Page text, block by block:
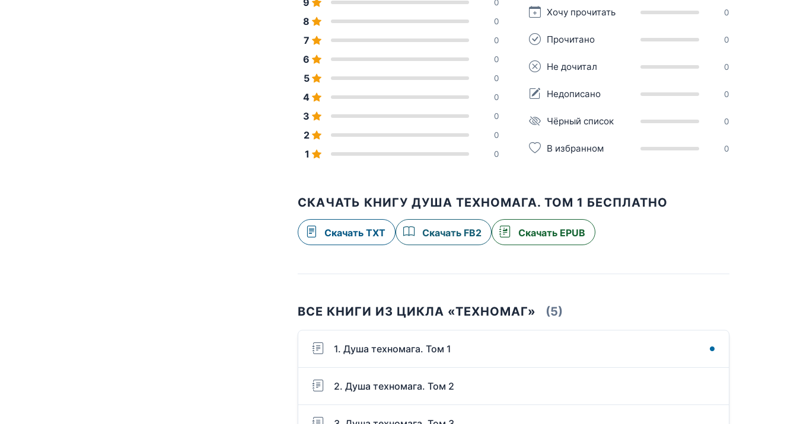
0
8 0
7 0
6 0
5 0
4 0
3 0
2 0
1 0
Хочу прочитать 0
Прочитано 0
Не дочитал 0
Недописано 0
Чёрный список 0
В избранном 0
СКАЧАТЬ КНИГУ ДУША ТЕХНОМАГА. ТОМ 1 БЕСПЛАТНО
Скачать TXT Скачать FB2 Скачать EPUB
ВСЕ КНИГИ ИЗ ЦИКЛА «ТЕХНОМАГ» (5)
1. Душа техномага. Том 1
2. Душа техномага. Том 2